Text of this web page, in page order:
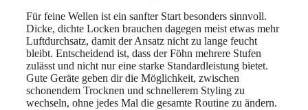
Für feine Wellen ist ein sanfter Start besonders sinnvoll.
Dicke, dichte Locken brauchen dagegen meist etwas mehr
Luftdurchsatz, damit der Ansatz nicht zu lange feucht
bleibt. Entscheidend ist, dass der Föhn mehrere Stufen
zulässt und nicht nur eine starke Standardleistung bietet.
Gute Geräte geben dir die Möglichkeit, zwischen
schonendem Trocknen und schnellerem Styling zu
wechseln, ohne jedes Mal die gesamte Routine zu ändern.